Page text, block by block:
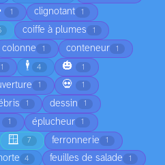
1 clignotant 1
coiffe à plumes 1
colonne 1 conteneur 1
1 🕴️ 4 🎃 1
1 💀 1
1 dessin 1
1 éplucheur 1
🪟 7 ferronnerie 1
4 feuilles de salade 1